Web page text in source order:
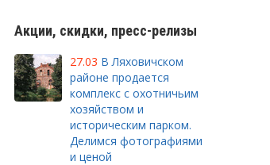
Акции, скидки, пресс-релизы
27.03 В Ляховичском
районе продается
комплекс с охотничьим
хозяйством и
историческим парком.
Делимся фотографиями
и ценой